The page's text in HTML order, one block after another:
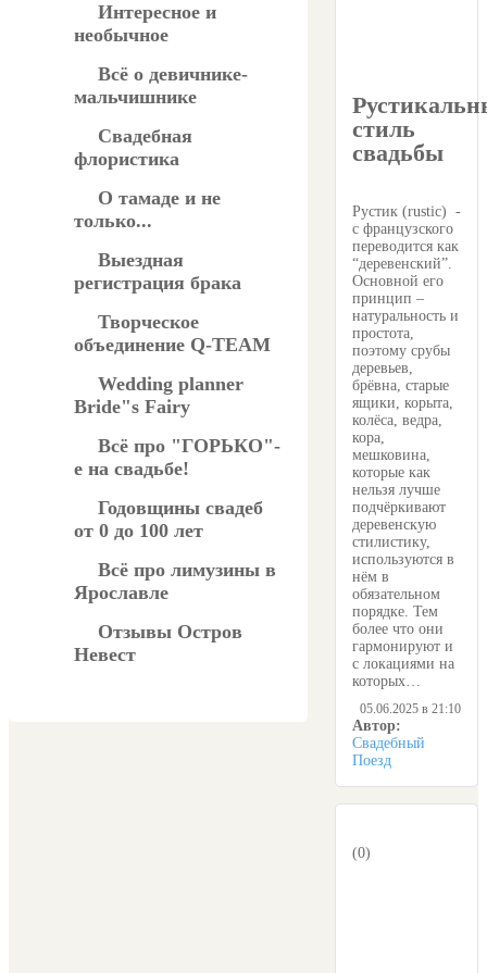
Интересное и
необычное
Всё о девичнике-
мальчишнике
Свадебная
флористика
О тамаде и не
только...
Выездная
регистрация брака
Творческое
объединение Q-TEAM
Wedding planner
Bride"s Fairy
Всё про "ГОРЬКО"-
е на свадьбе!
Годовщины свадеб
от 0 до 100 лет
Всё про лимузины в
Ярославле
Отзывы Остров
Невест
стиль
свадьбы
Рустик (rustic) -
с французского
переводится как
“деревенский”.
Основной его
принцип –
натуральность и
простота,
поэтому срубы
деревьев,
брёвна, старые
ящики, корыта,
колёса, ведра,
кора,
мешковина,
которые как
нельзя лучше
подчёркивают
деревенскую
стилистику,
используются в
нём в
обязательном
порядке. Тем
более что они
гармонируют и
с локациями на
которых…
05.06.2025 в 21:10
Автор:
Свадебный
Поезд
(0)